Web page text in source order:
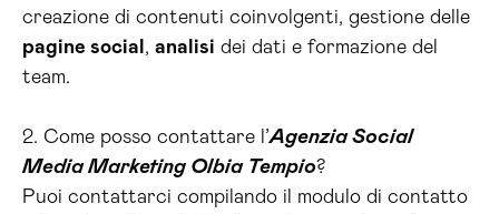
creazione di contenuti coinvolgenti, gestione delle
pagine social , analisi dei dati e formazione del
team.
2. Come posso contattare l’Agenzia Social
Media Marketing Olbia Tempio?
Puoi contattarci compilando il modulo di contatto